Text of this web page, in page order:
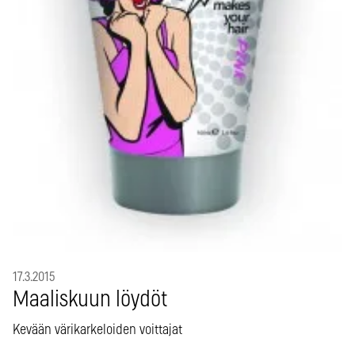
17.3.2015
Maaliskuun löydöt
Kevään värikarkeloiden voittajat